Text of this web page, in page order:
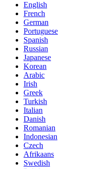
English
French
German
Portuguese
Spanish
Russian
Japanese
Korean
Arabic
Irish
Greek
Turkish
Italian
Danish
Romanian
Indonesian
Czech
Afrikaans
Swedish